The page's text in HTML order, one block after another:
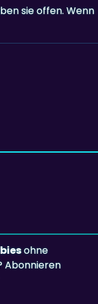
sie offen. Wenn
ohne
Abonnieren